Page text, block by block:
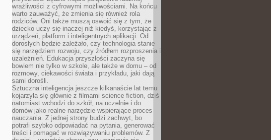
wrażliwości z cyfrowymi możliwościami. Na końcu
warto zauważyć, że zmienia się również rola
rodziców. Oni także muszą oswoić się z tym, że
dziecko uczy się inaczej niż kiedyś, korzystając z
urządzeń, platform i inteligentnych aplikacji. Od
dorosłych będzie zależało, czy technologia stanie
się narzędziem rozwoju, czy źródłem rozproszenia i
uzależnień. Edukacja przyszłości zaczyna się
bowiem nie tylko w szkole, ale także w domu – od
rozmowy, ciekawości świata i przykładu, jaki dają
sami dorośli.
Sztuczna inteligencja jeszcze kilkanaście lat temu
kojarzyła się głównie z filmami science fiction, dziś
natomiast wchodzi do szkół, na uczelnie i do
domów jako realne narzędzie wspierające proces
nauczania. Z jednej strony budzi zachwyt, bo
potrafi szybko odpowiadać na pytania, generować
treści i pomagać w rozwiązywaniu problemów. Z